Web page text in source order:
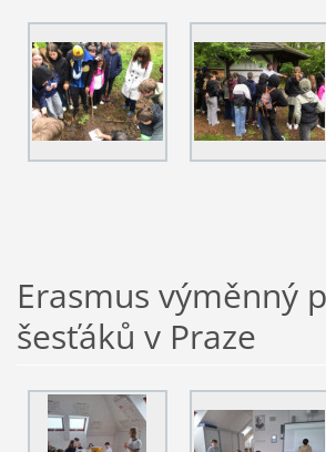
Erasmus výměnný
šesťáků v Praze